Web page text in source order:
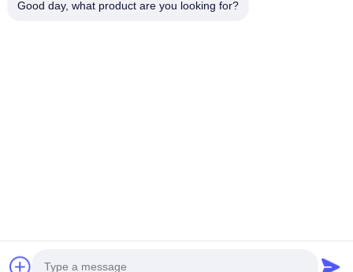
Abonneer u op onze nieuwsbrief voor kortingen en meer.
Good day, what product are you looking for?